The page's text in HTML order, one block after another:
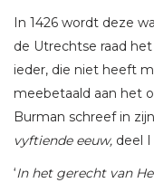
In 1426 wordt deze
de Utrechtse raad
ieder, die niet heeft
meebetaald aan het
Burman schreef in zijn
vyftiende eeuw, deel I
‘In het gerecht van